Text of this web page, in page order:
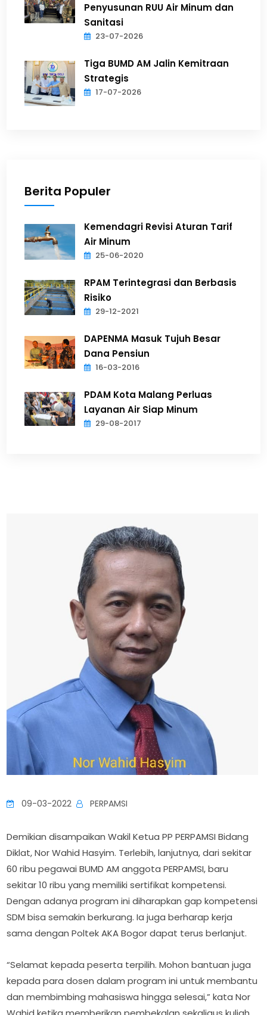
Penyusunan RUU Air Minum dan
Sanitasi
23-07-2026
Tiga BUMD AM Jalin Kemitraan
Strategis
17-07-2026
Berita Populer
Kemendagri Revisi Aturan Tarif
Air Minum
25-06-2020
RPAM Terintegrasi dan Berbasis
Risiko
29-12-2021
DAPENMA Masuk Tujuh Besar
Dana Pensiun
16-03-2016
PDAM Kota Malang Perluas
Layanan Air Siap Minum
29-08-2017
09-03-2022 PERPAMSI
Demikian disampaikan Wakil Ketua PP PERPAMSI Bidang
Diklat, Nor Wahid Hasyim. Terlebih, lanjutnya, dari sekitar
60 ribu pegawai BUMD AM anggota PERPAMSI, baru
sekitar 10 ribu yang memiliki sertifikat kompetensi.
Dengan adanya program ini diharapkan gap kompetensi
SDM bisa semakin berkurang. Ia juga berharap kerja
sama dengan Poltek AKA Bogor dapat terus berlanjut.
“Selamat kepada peserta terpilih. Mohon bantuan juga
kepada para dosen dalam program ini untuk membantu
dan membimbing mahasiswa hingga selesai,” kata Nor